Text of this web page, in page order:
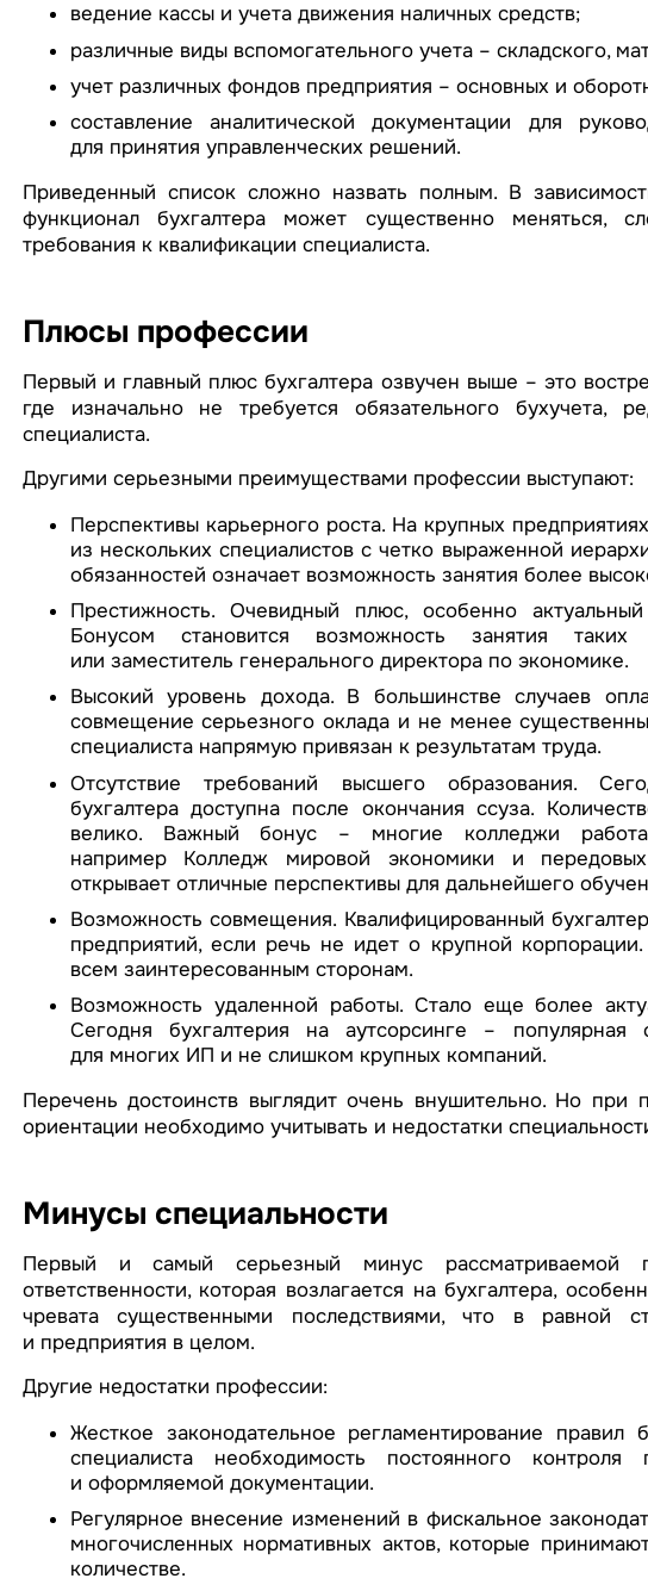
ведение кассы и учета движения наличных средств;
различные виды вспомогательного учета – складского,
учет различных фондов предприятия – основных и
составление аналитической документации для
для принятия управленческих решений.
Приведенный список сложно назвать полным. В
функционал бухгалтера может существенно меняться,
требования к квалификации специалиста.
Плюсы профессии
Первый и главный плюс бухгалтера озвучен выше – это
где изначально не требуется обязательного бухучета,
специалиста.
Другими серьезными преимуществами профессии выступают:
Перспективы карьерного роста. На крупных
из нескольких специалистов с четко выраженной
обязанностей означает возможность занятия более
Престижность. Очевидный плюс, особенно
Бонусом становится возможность занятия
или заместитель генерального директора по экономике.
Высокий уровень дохода. В большинстве случаев
совмещение серьезного оклада и не менее
специалиста напрямую привязан к результатам труда.
Отсутствие требований высшего образования.
бухгалтера доступна после окончания ссуза.
велико. Важный бонус – многие колледжи
например Колледж мировой экономики и
открывает отличные перспективы для дальнейшего
Возможность совмещения. Квалифицированный
предприятий, если речь не идет о крупной
всем заинтересованным сторонам.
Возможность удаленной работы. Стало еще более
Сегодня бухгалтерия на аутсорсинге – популярная
для многих ИП и не слишком крупных компаний.
Перечень достоинств выглядит очень внушительно. Но при
ориентации необходимо учитывать и недостатки
Минусы специальности
Первый и самый серьезный минус рассматриваемой
ответственности, которая возлагается на бухгалтера,
чревата существенными последствиями, что в равной
и предприятия в целом.
Другие недостатки профессии:
Жесткое законодательное регламентирование правил
специалиста необходимость постоянного контроля
и оформляемой документации.
Регулярное внесение изменений в фискальное
многочисленных нормативных актов, которые
количестве.